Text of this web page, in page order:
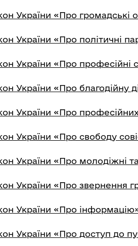
України «Про громадські
України «Про політичні
України «Про професійні
України «Про благодійну
України «Про професійних
України «Про свободу
України «Про молодіжні та
України «Про звернення
України «Про
України «Про доступ до